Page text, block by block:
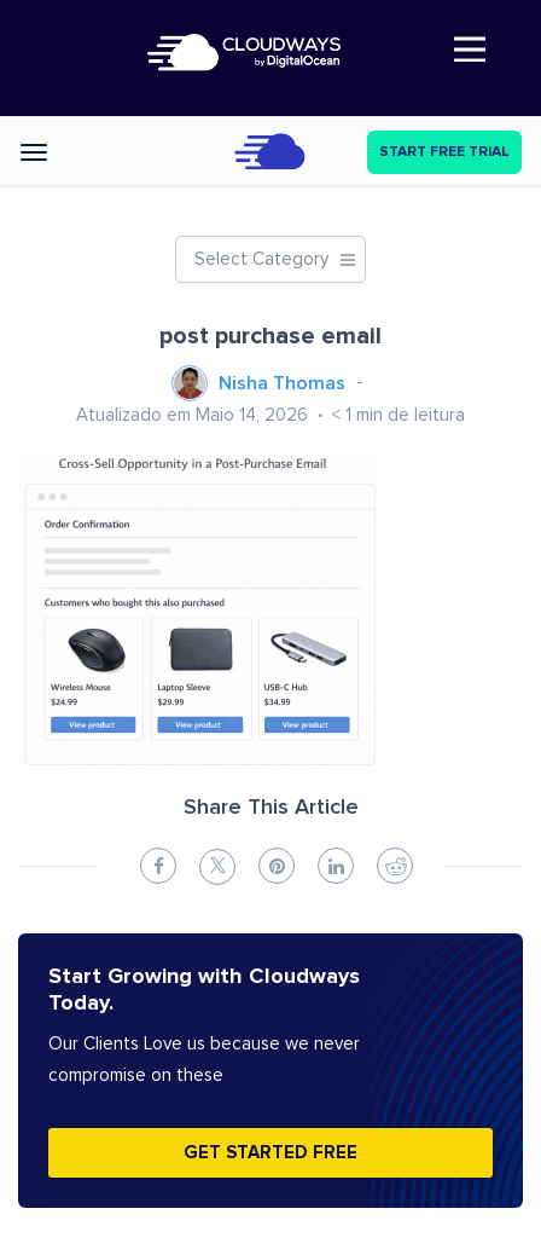
Abre a navegação
Categories START FREE TRIAL
Select Category
post purchase email
Nisha Thomas
Atualizado em Maio 14, 2026 < 1 min de leitura
Share This Article
Start Growing with Cloudways
Today.
Our Clients Love us because we never
compromise on these
GET STARTED FREE